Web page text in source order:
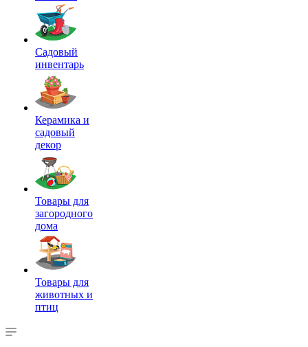
Садовый
инвентарь
Керамика и
садовый
декор
Товары для
загородного
дома
Товары для
животных и
птиц